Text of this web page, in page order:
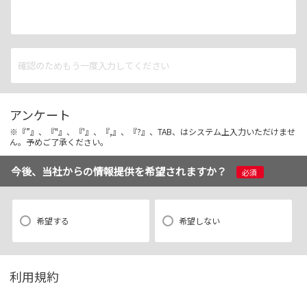
アンケート
※『”』、『"』、『'』、『,』、『?』、TAB、はシステム上入力いただけませ
ん。予めご了承ください。
今後、当社からの情報提供を希望されますか？ 必須
希望する 希望しない
利用規約